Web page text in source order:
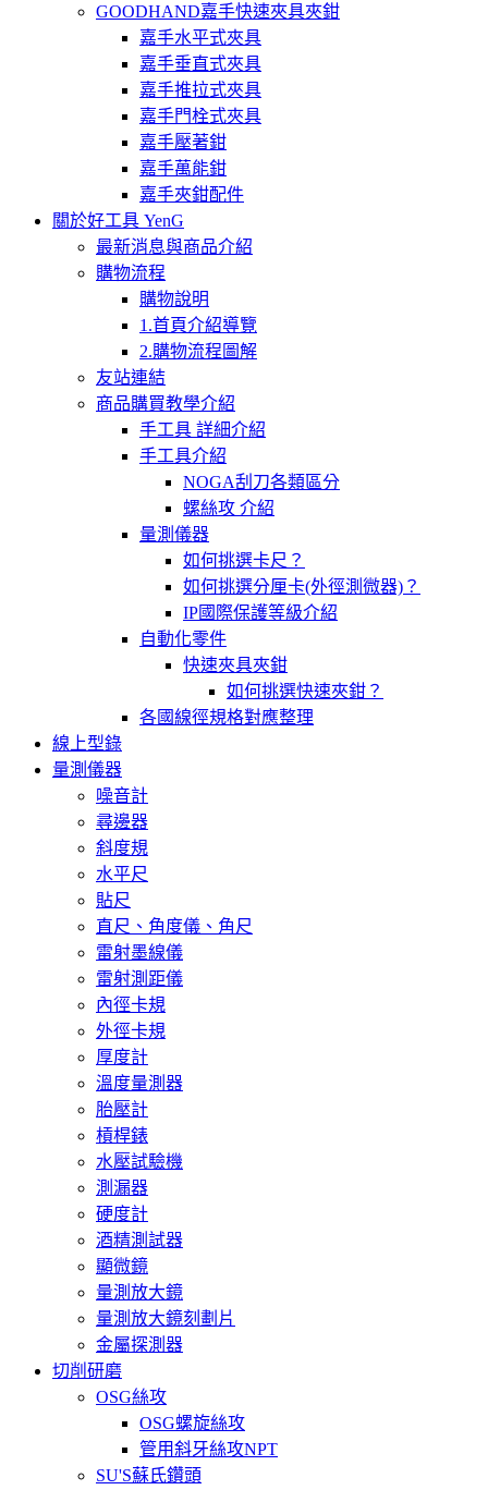
GOODHAND嘉手快速夾具夾鉗
嘉手水平式夾具
嘉手垂直式夾具
嘉手推拉式夾具
嘉手門栓式夾具
嘉手壓著鉗
嘉手萬能鉗
嘉手夾鉗配件
關於好工具 YenG
最新消息與商品介紹
購物流程
購物說明
1.首頁介紹導覽
2.購物流程圖解
友站連結
商品購買教學介紹
手工具 詳細介紹
手工具介紹
NOGA刮刀各類區分
螺絲攻 介紹
量測儀器
如何挑選卡尺？
如何挑選分厘卡(外徑測微器)？
IP國際保護等級介紹
自動化零件
快速夾具夾鉗
如何挑選快速夾鉗？
各國線徑規格對應整理
線上型錄
量測儀器
噪音計
尋邊器
斜度規
水平尺
貼尺
直尺、角度儀、角尺
雷射墨線儀
雷射測距儀
內徑卡規
外徑卡規
厚度計
溫度量測器
胎壓計
槓桿錶
水壓試驗機
測漏器
硬度計
酒精測試器
顯微鏡
量測放大鏡
量測放大鏡刻劃片
金屬探測器
切削研磨
OSG絲攻
OSG螺旋絲攻
管用斜牙絲攻NPT
SU'S蘇氏鑽頭